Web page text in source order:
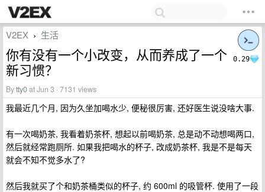
0.29
V2EX › 生活
你有没有一个小改变，从而养成了一个
新习惯？
Bytty0at Jun 3 · 7131 views
我最近几个月, 因为久坐加喝水少, 便秘很厉害, 还好医生说没啥大事.
有一次喝奶茶, 我看着奶茶杯, 想起以前喝奶茶, 总是动不动想喝两口,
然后就经常跑厕所. 如果我把喝水的杯子, 改成奶茶杯, 我是不是每天
就会不知不觉多水了?
然后我就买了个和奶茶桶类似的杯子, 约 600ml 的吸管杯. 使用了一段